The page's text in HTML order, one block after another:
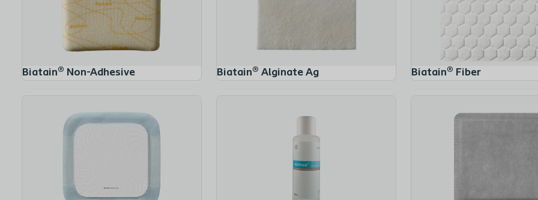
Biatain® Non-Adhesive Biatain® Alginate Ag Biatain® Fiber